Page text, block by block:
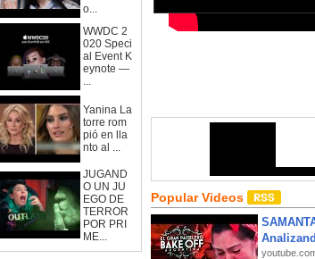
o...
WWDC 2
020 Speci
al Event K
eynote —
...
Yanina La
torre rom
pió en lla
nto al ...
JUGAND
O UN JU
EGO DE
TERROR
POR PRI
ME...
Popular Videos